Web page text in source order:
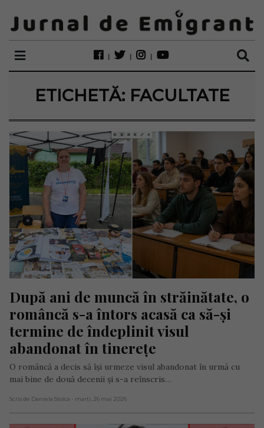
ETICHETĂ: FACULTATE
După ani de muncă în străinătate, o
româncă s-a întors acasă ca să-și
termine de îndeplinit visul
abandonat în tinerețe
O româncă a decis să își urmeze visul abandonat în urmă cu
mai bine de două decenii și s-a reînscris…
Scris de Daniela Stoica - marți, 26 mai 2026